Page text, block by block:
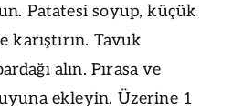
Patatesi soyup, küçük
karıştırın. Tavuk
alın. Pırasa ve
ekleyin. Üzerine 1